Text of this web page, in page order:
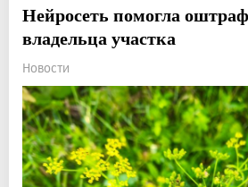
Нейросеть помогла
владельца участка
Новости